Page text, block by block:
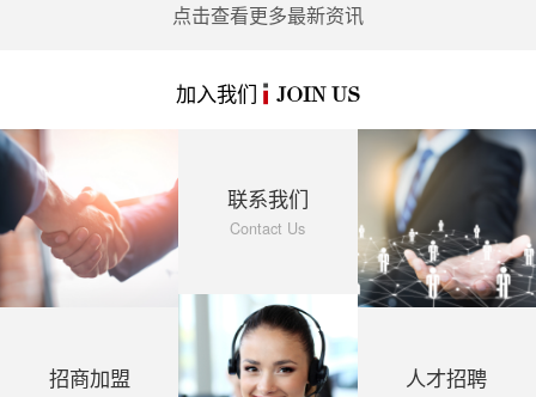
点击查看更多最新资讯
加入我们 JOIN US
招商加盟
联系我们
Contact Us
人才招聘